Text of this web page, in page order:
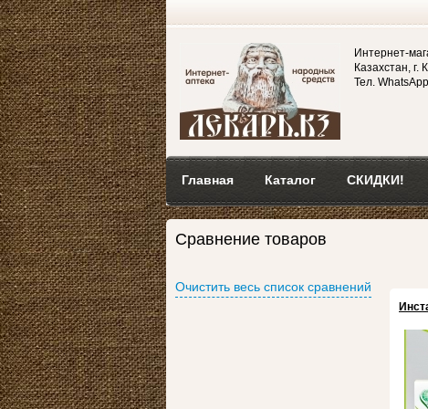
Интернет-
Казахстан, г.
Тел.
Главная Каталог СКИДКИ!
Сравнение товаров
Очистить весь список сравнений